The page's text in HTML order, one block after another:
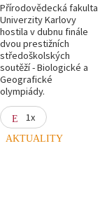
Přírodovědecká fakulta
Univerzity Karlovy
hostila v dubnu finále
dvou prestižních
středoškolských
soutěží - Biologické a
Geografické
olympiády.
1x
AKTUALITY